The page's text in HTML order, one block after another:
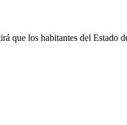
que los habitantes del Estado